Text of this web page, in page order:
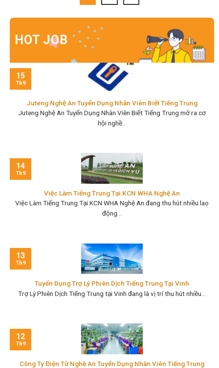
HOT JOB
Juteng Nghệ An Tuyển Dụng Nhân Viên Biết Tiếng Trung
Juteng Nghệ An Tuyển Dụng Nhân Viên Biết Tiếng Trung mở ra cơ
hội nghề...
15
Th9
Việc Làm Tiếng Trung Tại KCN WHA Nghệ An
Việc Làm Tiếng Trung Tại KCN WHA Nghệ An đang thu hút nhiều lao
động...
14
Th9
Tuyển Dụng Trợ Lý Phiên Dịch Tiếng Trung Tại Vinh
Trợ Lý Phiên Dịch Tiếng Trung tại Vinh đang là vị trí thu hút nhiều...
13
Th9
Công Ty Điện Tử Nghệ An Tuyển Dụng Nhân Viên Tiếng Trung
12
Th9